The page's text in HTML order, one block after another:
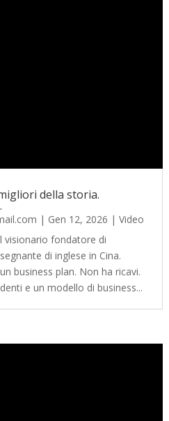
della storia.
| Gen 12, 2026 | Video
visionario fondatore di
di inglese in Cina.
business plan. Non ha ricavi.
e un modello di business...